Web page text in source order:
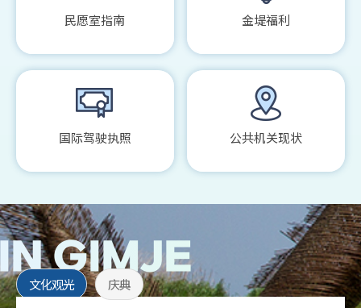
民愿室指南 金堤福利
国际驾驶执照 公共机关现状
文化观光 庆典